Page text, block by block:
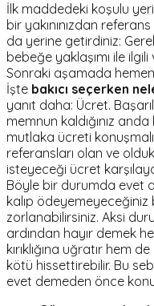
İlk maddedeki koşulu
bir yakınınızdan
da yerine getirdiniz:
bebeğe yaklaşımı ile
Sonraki aşamada
İşte bakıcı seçerken
yanıt daha: Ücret.
memnun kaldığınız
mutlaka ücreti
referansları olan ve
isteyeceği ücret
Böyle bir durumda evet
kalıp
zorlanabilirsiniz. Aksi
ardından hayır demek
kırıklığına uğratır hem
kötü hissettirebilir. Bu
evet demeden önce